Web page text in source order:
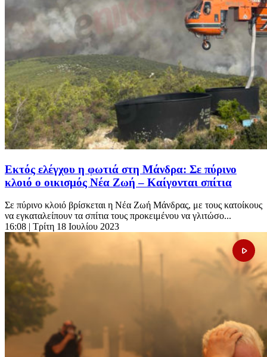
Εκτός ελέγχου η φωτιά στη Μάνδρα: Σε πύρινο
κλοιό ο οικισμός Νέα Ζωή – Καίγονται σπίτια
Σε πύρινο κλοιό βρίσκεται η Νέα Ζωή Μάνδρας, με τους κατοίκους
να εγκαταλείπουν τα σπίτια τους προκειμένου να γλιτώσο...
16:08 | Τρίτη 18 Ιουλίου 2023